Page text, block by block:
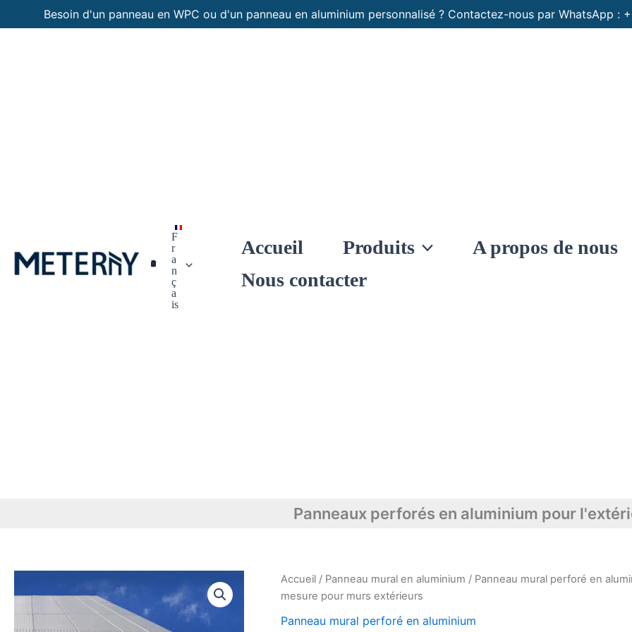
au
Besoin d'un panneau en WPC ou d'un panneau en aluminium personnalisé ? Contactez-nous par WhatsApp
Panneaux Personnalisés
F
r
a
n
ç
a
is
Accueil Produits A propos de nous
Nous contacter
Panneaux perforés en aluminium pour
Accueil / Panneau mural en aluminium / Panneau mural perforé en
mesure pour murs extérieurs
Panneau mural perforé en aluminium